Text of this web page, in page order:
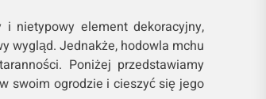
nietypowy element dekoracyjny,
wygląd. Jednakże, hodowla mchu
Poniżej przedstawiamy
swoim ogrodzie i cieszyć się jego